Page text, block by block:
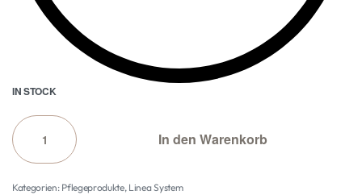
IN STOCK
In den Warenkorb
Kategorien: Pflegeprodukte, Linea System